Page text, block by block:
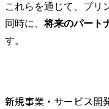
これらを通じて、プリ
同時に、将来のパート
す。
新規事業・サービス開